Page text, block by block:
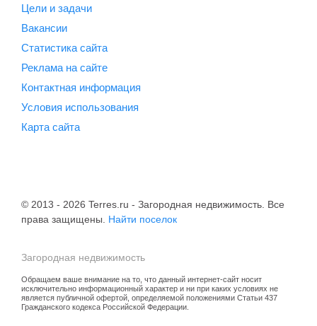
Цели и задачи
Вакансии
Статистика сайта
Реклама на сайте
Контактная информация
Условия использования
Карта сайта
© 2013 - 2026 Terres.ru - Загородная недвижимость. Все
права защищены. Найти поселок
Загородная недвижимость
Обращаем ваше внимание на то, что данный интернет-сайт носит
исключительно информационный характер и ни при каких условиях не
является публичной офертой, определяемой положениями Статьи 437
Гражданского кодекса Российской Федерации.